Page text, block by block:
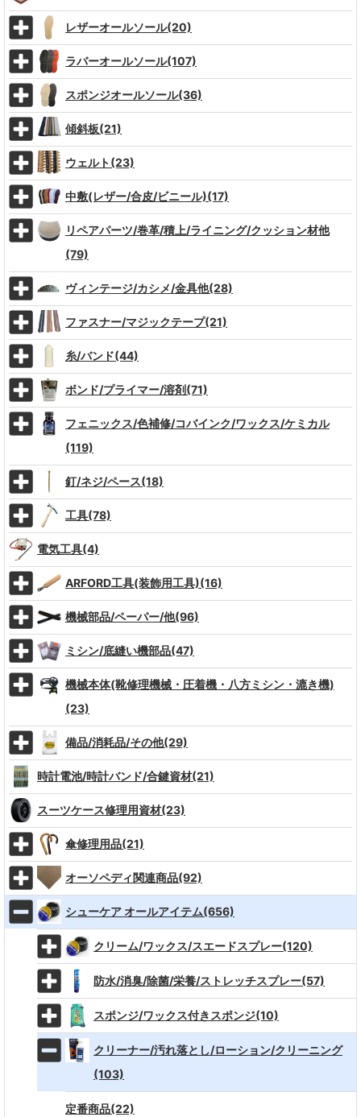
レザーオールソール(20)
ラバーオールソール(107)
スポンジオールソール(36)
傾斜板(21)
ウェルト(23)
中敷(レザー/合皮/ビニール)(17)
リペアパーツ/巻革/積上/ライニング/クッション材他
(79)
ヴィンテージ/カシメ/金具他(28)
ファスナー/マジックテープ(21)
糸/バンド(44)
ボンド/プライマー/溶剤(71)
フェニックス/色補修/コバインク/ワックス/ケミカル
(119)
釘/ネジ/ペース(18)
工具(78)
電気工具(4)
ARFORD工具(装飾用工具)(16)
機械部品/ペーパー/他(96)
ミシン/底縫い機部品(47)
機械本体(靴修理機械・圧着機・八方ミシン・漉き機)
(23)
備品/消耗品/その他(29)
時計電池/時計バンド/合鍵資材(21)
スーツケース修理用資材(23)
傘修理用品(21)
オーソペディ関連商品(92)
シューケア オールアイテム(656)
クリーム/ワックス/スエードスプレー(120)
防水/消臭/除菌/栄養/ストレッチスプレー(57)
スポンジ/ワックス付きスポンジ(10)
クリーナー/汚れ落とし/ローション/クリーニング
(103)
定番商品(22)